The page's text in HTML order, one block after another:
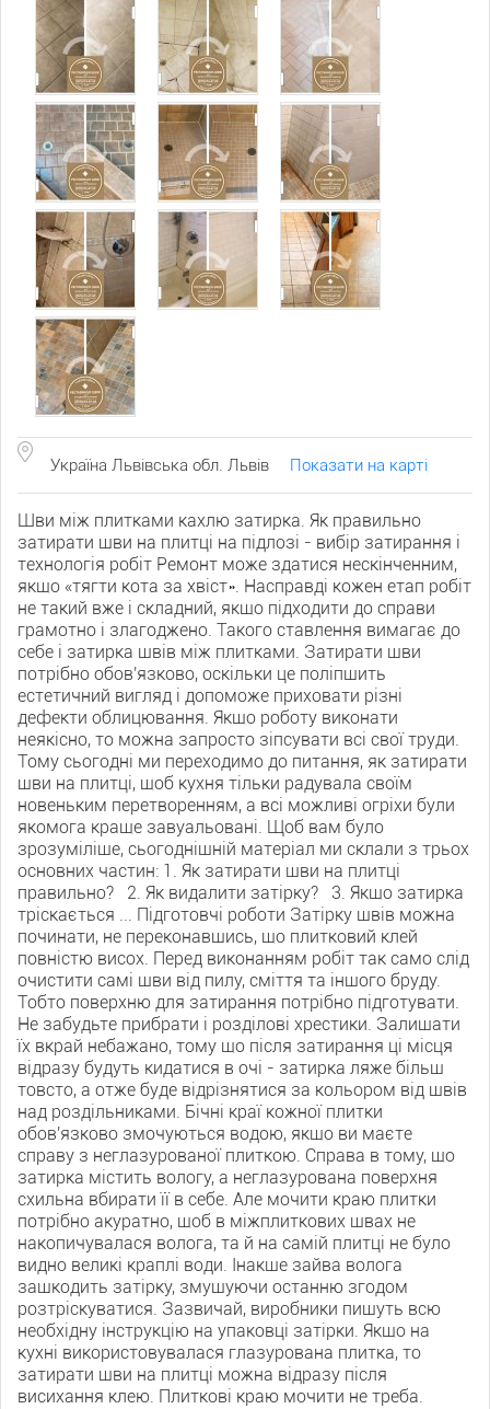
Україна Львівська обл. Львів Показати на карті
Шви між плитками кахлю затирка. Як правильно
затирати шви на плитці на підлозі - вибір затирання і
технологія робіт Ремонт може здатися нескінченним,
якщо «тягти кота за хвіст». Насправді кожен етап робіт
не такий вже і складний, якщо підходити до справи
грамотно і злагоджено. Такого ставлення вимагає до
себе і затирка швів між плитками. Затирати шви
потрібно обов'язково, оскільки це поліпшить
естетичний вигляд і допоможе приховати різні
дефекти облицювання. Якщо роботу виконати
неякісно, ​​то можна запросто зіпсувати всі свої труди.
Тому сьогодні ми переходимо до питання, як затирати
шви на плитці, щоб кухня тільки радувала своїм
новеньким перетворенням, а всі можливі огріхи були
якомога краще завуальовані. Щоб вам було
зрозуміліше, сьогоднішній матеріал ми склали з трьох
основних частин: 1. Як затирати шви на плитці
правильно? 2. Як видалити затірку? 3. Якщо затирка
тріскається ... Підготовчі роботи Затірку швів можна
починати, не переконавшись, що плитковий клей
повністю висох. Перед виконанням робіт так само слід
очистити самі шви від пилу, сміття та іншого бруду.
Тобто поверхню для затирання потрібно підготувати.
Не забудьте прибрати і розділові хрестики. Залишати
їх вкрай небажано, тому що після затирання ці місця
відразу будуть кидатися в очі - затирка ляже більш
товсто, а отже буде відрізнятися за кольором від швів
над роздільниками. Бічні краї кожної плитки
обов'язково змочуються водою, якщо ви маєте
справу з неглазурованої плиткою. Справа в тому, що
затирка містить вологу, а неглазурована поверхня
схильна вбирати її в себе. Але мочити краю плитки
потрібно акуратно, щоб в міжплиткових швах не
накопичувалася волога, та й на самій плитці не було
видно великі краплі води. Інакше зайва волога
зашкодить затірку, змушуючи останню згодом
розтріскуватися. Зазвичай, виробники пишуть всю
необхідну інструкцію на упаковці затірки. Якщо на
кухні використовувалася глазурована плитка, то
затирати шви на плитці можна відразу після
висихання клею. Плиткові краю мочити не треба.